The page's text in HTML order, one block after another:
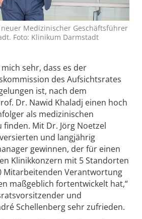
Medizinischer Geschäftsführer
Foto: Klinikum Darmstadt
sehr, dass es der
des Aufsichtsrates
ist, nach dem
Dr. Nawid Khaladj einen hoch
als medizinischen
Mit Dr. Jörg Noetzel
und langjährig
gewinnen, der für einen
Klinikkonzern mit 5 Standorten
Mitarbeitenden Verantwortung
maßgeblich fortentwickelt hat,“
und
Schellenberg sehr zufrieden.